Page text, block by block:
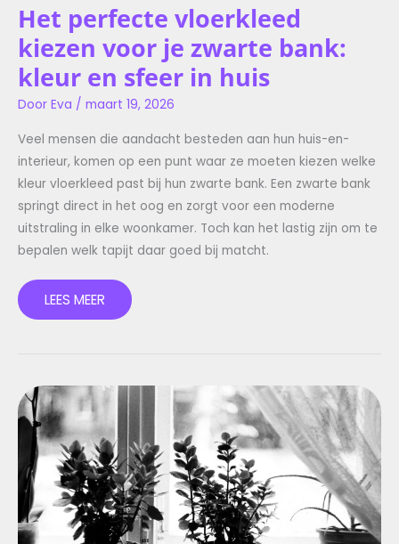
Het perfecte vloerkleed
kiezen voor je zwarte bank:
kleur en sfeer in huis
Door Eva / maart 19, 2026
Veel mensen die aandacht besteden aan hun huis-en-
interieur, komen op een punt waar ze moeten kiezen welke
kleur vloerkleed past bij hun zwarte bank. Een zwarte bank
springt direct in het oog en zorgt voor een moderne
uitstraling in elke woonkamer. Toch kan het lastig zijn om te
bepalen welk tapijt daar goed bij matcht.
LEES MEER
ZELF
GORDIJNRAILS
OPHANGEN:
EEN
DUIDELIJK
STAPPENPLAN
VOOR
THUIS